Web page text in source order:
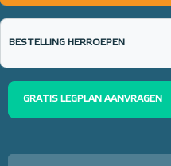
BESTELLING HERROEPEN
GRATIS LEGPLAN AANVRAGEN